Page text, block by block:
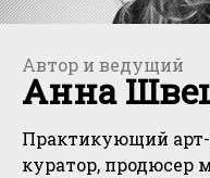
Автор и ведущий
Анна
Практикующий
куратор, продюсер